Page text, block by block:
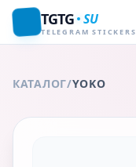
TGTG SU
TELEGRAM STICKERS
КАТАЛОГ/YOKO